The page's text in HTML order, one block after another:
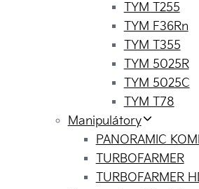
TYM T255
TYM F36Rn
TYM T355
TYM 5025R
TYM 5025C
TYM T78
Manipulátory
PANORAMIC
TURBOFARMER
TURBOFARMER